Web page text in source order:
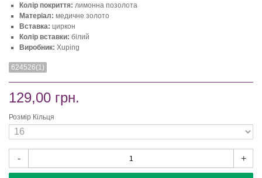
Колір покриття: лимонна позолота
Матеріал: медичне золото
Вставка: циркон
Колір вставки: білий
Виробник: Xuping
624526(1)
129,00 грн.
Розмір Кільця
- +